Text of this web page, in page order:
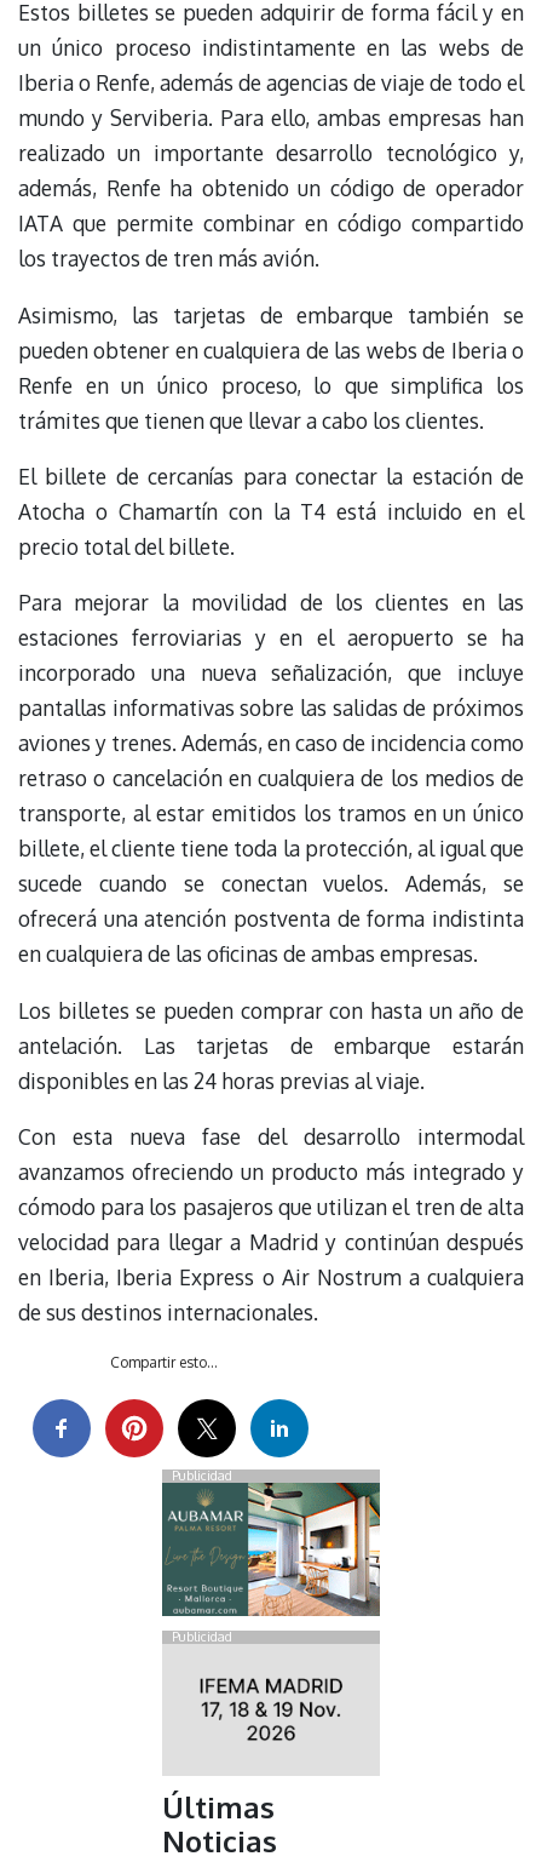
Estos billetes se pueden adquirir de forma fácil y en
un único proceso indistintamente en las webs de
Iberia o Renfe, además de agencias de viaje de todo el
mundo y Serviberia. Para ello, ambas empresas han
realizado un importante desarrollo tecnológico y,
además, Renfe ha obtenido un código de operador
IATA que permite combinar en código compartido
los trayectos de tren más avión.
Asimismo, las tarjetas de embarque también se
pueden obtener en cualquiera de las webs de Iberia o
Renfe en un único proceso, lo que simplifica los
trámites que tienen que llevar a cabo los clientes.
El billete de cercanías para conectar la estación de
Atocha o Chamartín con la T4 está incluido en el
precio total del billete.
Para mejorar la movilidad de los clientes en las
estaciones ferroviarias y en el aeropuerto se ha
incorporado una nueva señalización, que incluye
pantallas informativas sobre las salidas de próximos
aviones y trenes. Además, en caso de incidencia como
retraso o cancelación en cualquiera de los medios de
transporte, al estar emitidos los tramos en un único
billete, el cliente tiene toda la protección, al igual que
sucede cuando se conectan vuelos. Además, se
ofrecerá una atención postventa de forma indistinta
en cualquiera de las oficinas de ambas empresas.
Los billetes se pueden comprar con hasta un año de
antelación. Las tarjetas de embarque estarán
disponibles en las 24 horas previas al viaje.
Con esta nueva fase del desarrollo intermodal
avanzamos ofreciendo un producto más integrado y
cómodo para los pasajeros que utilizan el tren de alta
velocidad para llegar a Madrid y continúan después
en Iberia, Iberia Express o Air Nostrum a cualquiera
de sus destinos internacionales.
Compartir esto...
Publicidad
Publicidad
Últimas
Noticias